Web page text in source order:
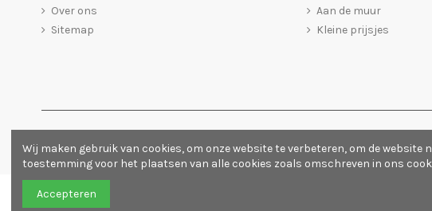
Over ons
Sitemap
Aan de muur
Kleine prijsjes
Houtspul
Wij maken gebruik van cookies, om onze website te verbeteren, om de
toestemming voor het plaatsen van alle cookies zoals omschreven in ons
Accepteren